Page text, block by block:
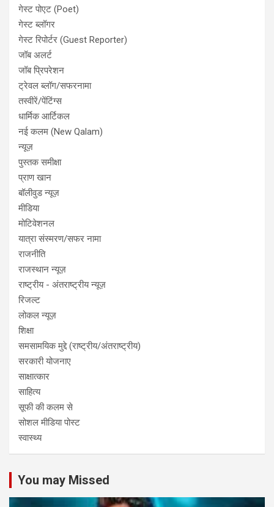
गेस्ट पोएट (Poet)
गेस्ट ब्लॉगर
गेस्ट रिपोर्टर (Guest Reporter)
जॉब अलर्ट
जॉब प्रिपरेशन
ट्रेवल ब्लॉग/सफरनामा
तस्वीरें/पेंटिंग्स
धार्मिक आर्टिकल
नई कलम (New Qalam)
न्यूज़
पुस्तक समीक्षा
प्राण खान
बॉलीवुड न्यूज़
मीडिया
मोटिवेशनल
यात्रा संस्मरण/सफर नामा
राजनीति
राजस्थान न्यूज़
राष्ट्रीय - अंतराष्ट्रीय न्यूज़
रिजल्ट
लोकल न्यूज़
शिक्षा
समसामयिक मुद्दे (राष्ट्रीय/अंतराष्ट्रीय)
सरकारी योजनाए
साक्षात्कार
साहित्य
सूफी की कलम से
सोशल मीडिया पोस्ट
स्वास्थ्य
You may Missed